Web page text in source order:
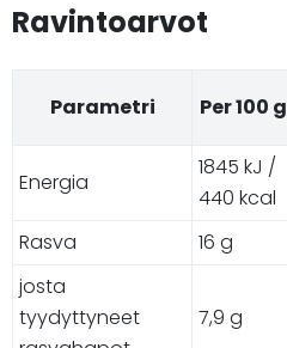
Ravintoarvot
Parametri Per 100 g
Energia
1845 kJ /
440 kcal
Rasva 16 g
josta
tyydyttyneet
7,9 g